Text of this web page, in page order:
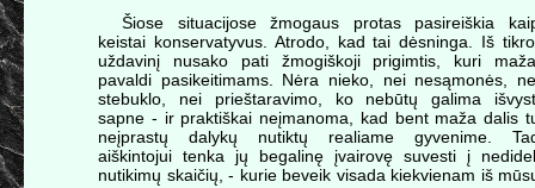
Šiose situacijose žmogaus protas pasireiškia
keistai konservatyvus. Atrodo, kad tai dėsninga. Iš
uždavinį nusako pati žmogiškoji prigimtis, kuri
pavaldi pasikeitimams. Nėra nieko, nei nesąmonės,
stebuklo, nei prieštaravimo, ko nebūtų galima
sapne - ir praktiškai neįmanoma, kad bent maža dalis
neįprastų dalykų nutiktų realiame gyvenime.
aiškintojui tenka jų begalinę įvairovę suvesti į
nutikimų skaičių, - kurie beveik visada kiekvienam iš